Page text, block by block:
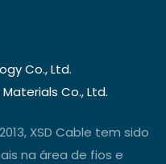
Co., Ltd.
Co., Ltd.
XSD Cable tem sido
na área de fios e